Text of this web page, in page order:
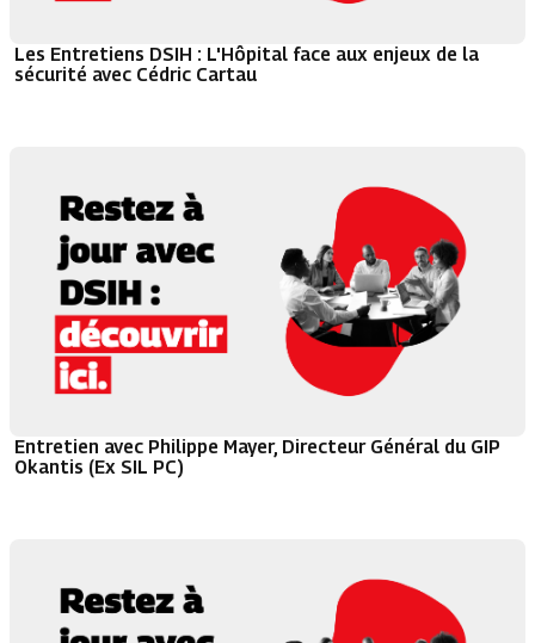
Les Entretiens DSIH : L'Hôpital face aux enjeux de la
sécurité avec Cédric Cartau
Entretien avec Philippe Mayer, Directeur Général du GIP
Okantis (Ex SIL PC)